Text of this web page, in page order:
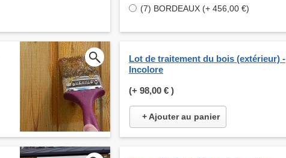
(7) BORDEAUX (+ 456,00 €)
Lot de traitement du bois (extérieur) -
Incolore
(+ 98,00 € )
+ Ajouter au panier